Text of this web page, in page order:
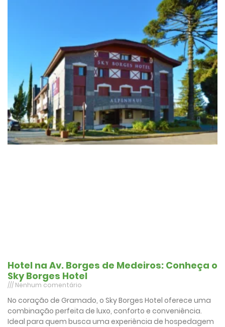
Hotel na Av. Borges de Medeiros: Conheça o
Sky Borges Hotel
Nenhum comentário
No coração de Gramado, o Sky Borges Hotel oferece uma
combinação perfeita de luxo, conforto e conveniência.
Ideal para quem busca uma experiência de hospedagem